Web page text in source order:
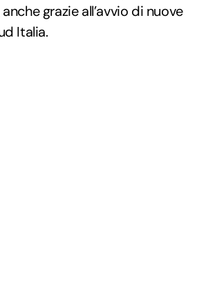
grazie all’avvio di nuove
Italia.